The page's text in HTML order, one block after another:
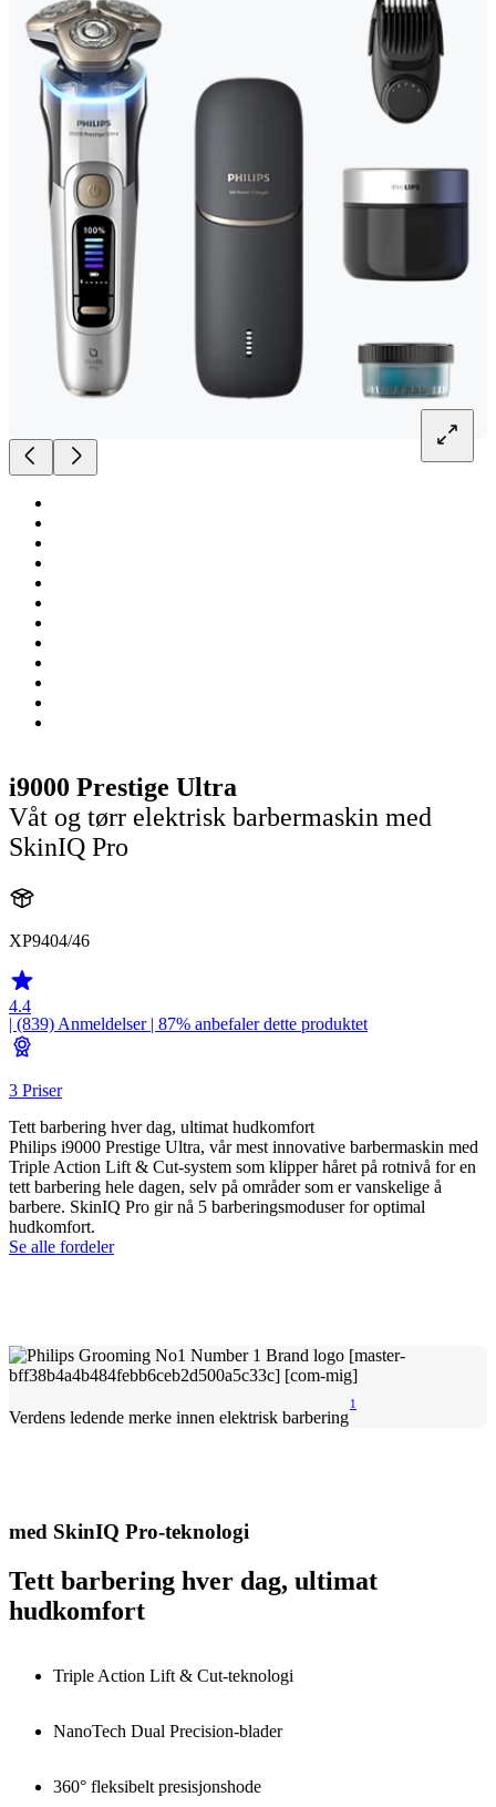
i9000 Prestige Ultra
Våt og tørr elektrisk barbermaskin med
SkinIQ Pro
XP9404/46
4.4
| (839) Anmeldelser| 87% anbefaler dette produktet
3 Priser
Tett barbering hver dag, ultimat hudkomfort
Philips i9000 Prestige Ultra, vår mest innovative barbermaskin med
Triple Action Lift & Cut-system som klipper håret på rotnivå for en
tett barbering hele dagen, selv på områder som er vanskelige å
barbere. SkinIQ Pro gir nå 5 barberingsmoduser for optimal
hudkomfort.
Se alle fordeler
Verdens ledende merke innen elektrisk barbering
1
med SkinIQ Pro-teknologi
Tett barbering hver dag, ultimat
hudkomfort
Triple Action Lift & Cut-teknologi
NanoTech Dual Precision-blader
360° fleksibelt presisjonshode